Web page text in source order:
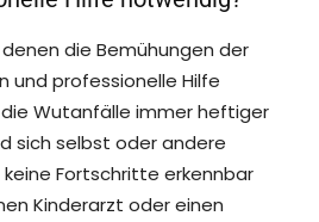
die Bemühungen der
und professionelle Hilfe
Wutanfälle immer heftiger
sich selbst oder andere
Fortschritte erkennbar
Kinderarzt oder einen